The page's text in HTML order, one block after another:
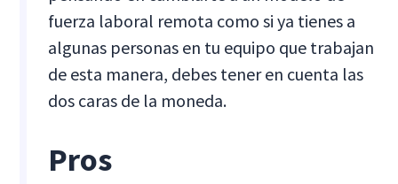
fuerza laboral remota como si ya tienes a
algunas personas en tu equipo que trabajan
de esta manera, debes tener en cuenta las
dos caras de la moneda.
Pros